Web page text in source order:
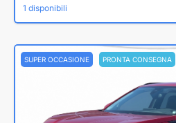
1 disponibili
SUPER OCCASIONE PRONTA CONSEGNA